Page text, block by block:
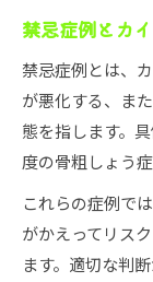
禁忌症例とカ
禁忌症例とは、
が悪化する、ま
態を指します。
度の骨粗しょう
これらの症例で
がかえってリス
ます。適切な判